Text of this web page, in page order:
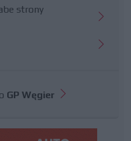
strony
GP Węgier